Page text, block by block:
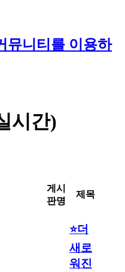
뮤니티를 이용하
시간)
게시
판명
제목
⭐더
새로
워진